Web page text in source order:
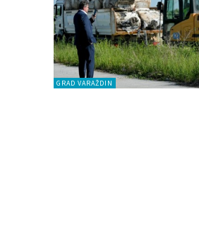
GRAD VARAŽDIN